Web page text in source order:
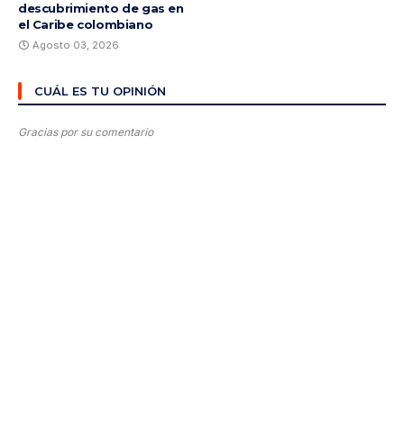
descubrimiento de gas en
el Caribe colombiano
Agosto 03, 2026
CUÁL ES TU OPINIÓN
Gracias por su comentario